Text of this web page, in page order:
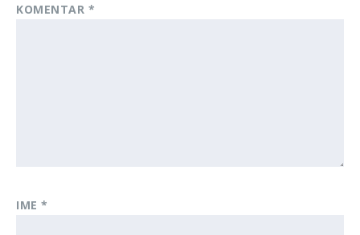
KOMENTAR*
IME*